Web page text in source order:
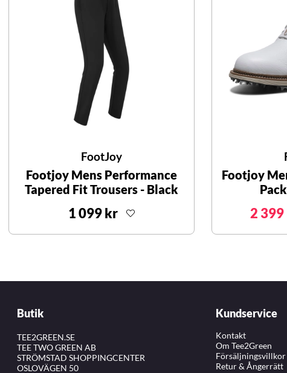
FootJoy
Footjoy Mens Performance
Tapered Fit Trousers - Black
1 099 kr
Footjoy
2
Butik
TEE2GREEN.SE
TEE TWO GREEN AB
STRÖMSTAD SHOPPINGCENTER
OSLOVÄGEN 50
Kundservice
Kontakt
Om Tee2Green
Försäljningsvillkor
Retur & Ångerrätt